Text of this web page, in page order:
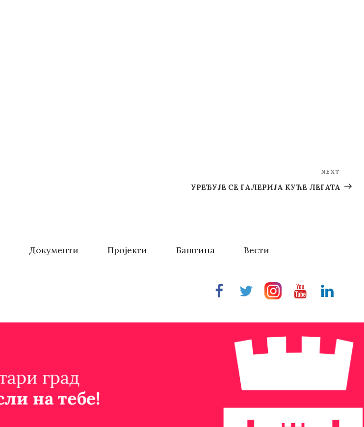
Post
NEXT
УРЕЂУЈЕ СЕ ГАЛЕРИЈА КУЋЕ ЛЕГАТА
Документи Пројекти Баштина Вести
FacebookTwitterInstragramYoutubeLinkedin